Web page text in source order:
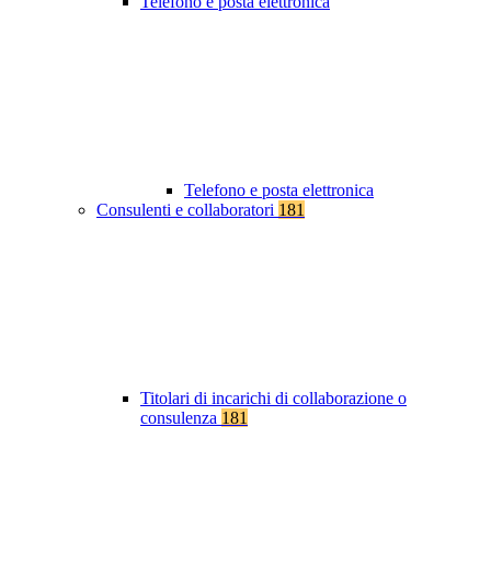
Telefono e posta elettronica
Consulenti e collaboratori 181
Titolari di incarichi di collaborazione o
consulenza 181